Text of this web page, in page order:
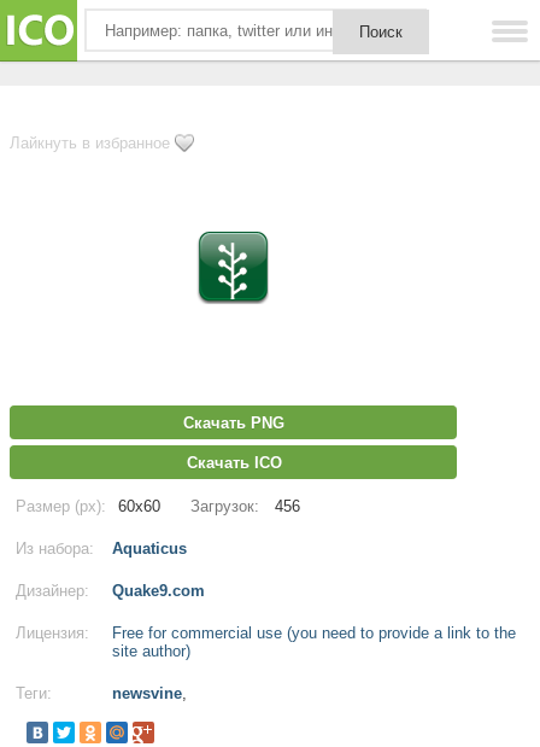
Лайкнуть в избранное
Скачать PNG
Скачать ICO
Размер (px): 60x60 Загрузок: 456
Из набора: Aquaticus
Дизайнер: Quake9.com
Лицензия:
Free for commercial use (you need to provide a link to the
site author)
Теги: newsvine,